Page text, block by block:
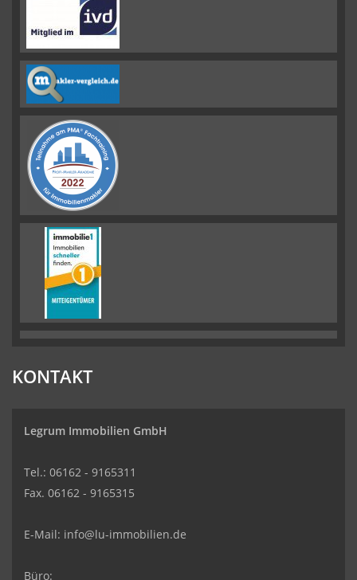
KONTAKT
Legrum Immobilien GmbH
Tel.: 06162 - 9165311
Fax. 06162 - 9165315
E-Mail: info@lu-immobilien.de
Büro: